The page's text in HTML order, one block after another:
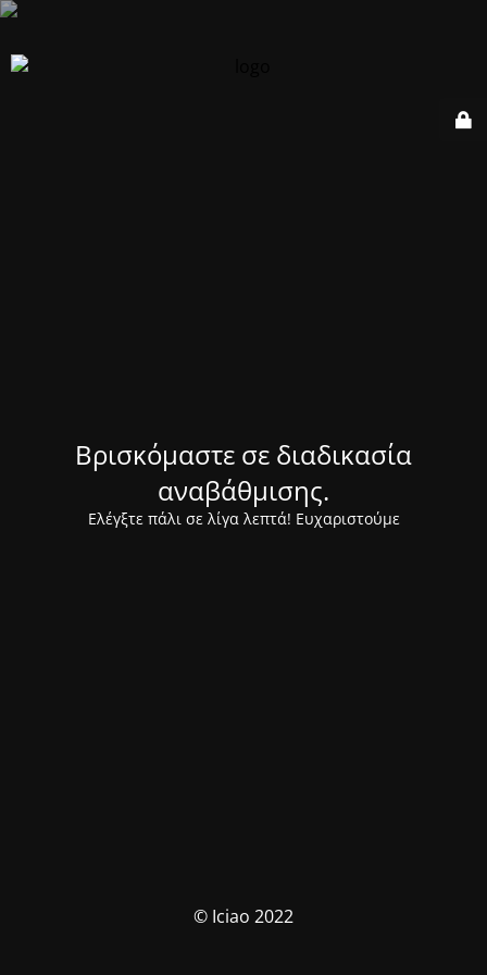
Βρισκόμαστε σε διαδικασία
αναβάθμισης.
Ελέγξτε πάλι σε λίγα λεπτά! Ευχαριστούμε
© Iciao 2022